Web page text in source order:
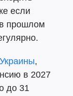
если
прошлом
,
в 2027
до 31